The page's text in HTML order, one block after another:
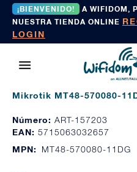
¡BIENVENIDO!
A WIFIDOM,
NUESTRA TIENDA ONLINE
LOGIN
Mikrotik MT48-570080-
Número: ART-157203
EAN: 5715063032657
MPN:
MT48-570080-11DG